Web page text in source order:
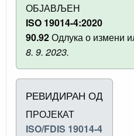
ОБЈАВЉЕН
ISO 19014-4:2020
90.92Одлука о измени
8. 9. 2023.
РЕВИДИРАН ОД
ПРОЈЕКАТ
ISO/FDIS 19014-4